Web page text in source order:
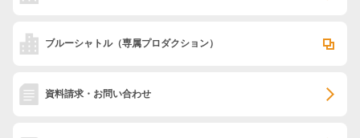
ブルーシャトル（専属プロダクション）
資料請求・お問い合わせ